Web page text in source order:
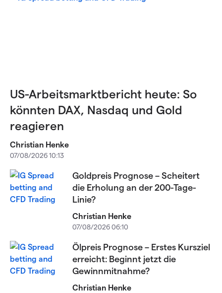
US-Arbeitsmarktbericht heute: So
könnten DAX, Nasdaq und Gold
reagieren
Christian Henke
07/08/2026 10:13
Goldpreis Prognose – Scheitert
die Erholung an der 200-Tage-
Linie?
Christian Henke
07/08/2026 06:10
Ölpreis Prognose – Erstes Kursziel
erreicht: Beginnt jetzt die
Gewinnmitnahme?
Christian Henke